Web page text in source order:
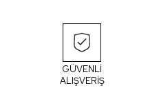
GÜVENLİ
ALIŞVERİŞ